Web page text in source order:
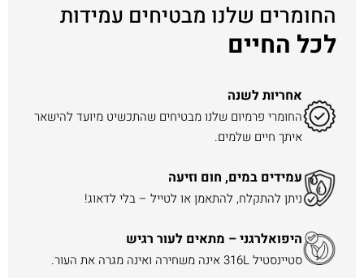
החומרים שלנו מבטיחים עמידות
לכל החיים
אחריות לשנה
החומרי פרמיום שלנו מבטיחים שהתכשיט מיועד להישאר
איתך חיים שלמים.
עמידים במים, חום וזיעה
ניתן להתקלח, להתאמן או לטייל – בלי לדאוג!
היפואלרגני – מתאים לעור רגיש
סטיינסטיל 316L אינה משחירה ואינה מגרה את העור.